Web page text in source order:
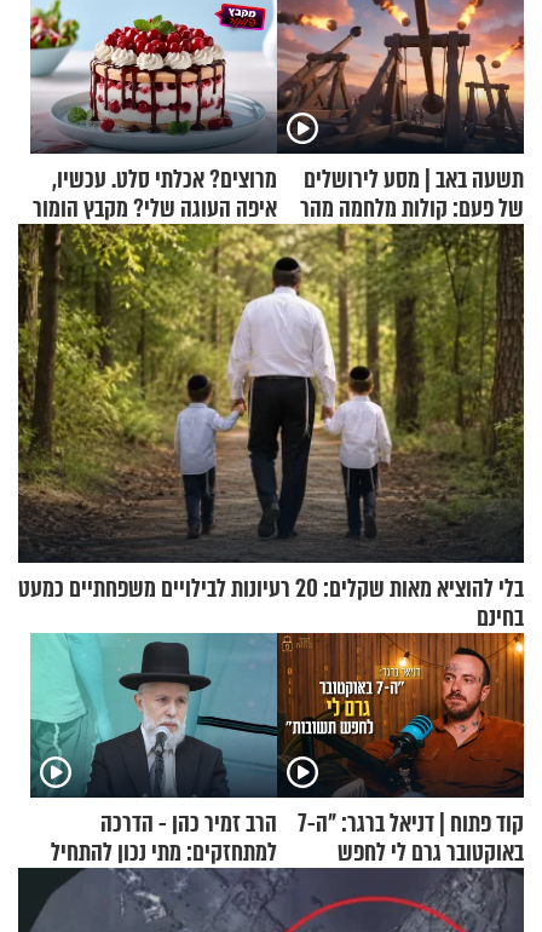
תשעה באב | מסע לירושלים
של פעם: קולות מלחמה מהר
הזיתים
מרוצים? אכלתי סלט. עכשיו,
איפה העוגה שלי? מקבץ הומור
כייפי מספר 1
בלי להוציא מאות שקלים: 20 רעיונות לבילויים משפחתיים כמעט
בחינם
קוד פתוח | דניאל ברגר: "ה-7
באוקטובר גרם לי לחפש
תשובות"
הרב זמיר כהן - הדרכה
למתחזקים: מתי נכון להתחיל
עם לבישת הציצית?